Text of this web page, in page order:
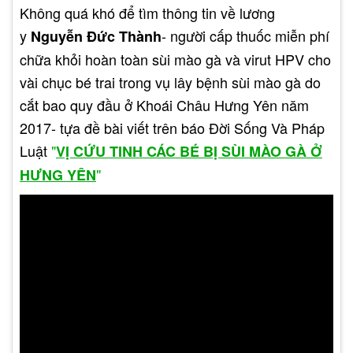
Không quá khó để tìm thông tin về lương
y Nguyễn Đức Thành- người cấp thuốc miễn phí
chữa khỏi hoàn toàn sùi mào gà và virut HPV cho
vài chục bé trai trong vụ lây bệnh sùi mào gà do
cắt bao quy đầu ở Khoái Châu Hưng Yên năm
2017- tựa đề bài viết trên báo Đời Sống Và Pháp
Luật "VỊ CỨU TINH CÁC BÉ BỊ SÙI MÀO GÀ Ở
HƯNG YÊN"